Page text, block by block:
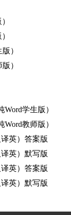
）
）
学生版）
教师版）
英）答案版
英）默写版
英）答案版
英）默写版